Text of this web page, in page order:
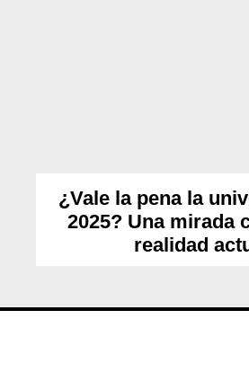
¿Vale la pena la
2025? Una mirada
realidad